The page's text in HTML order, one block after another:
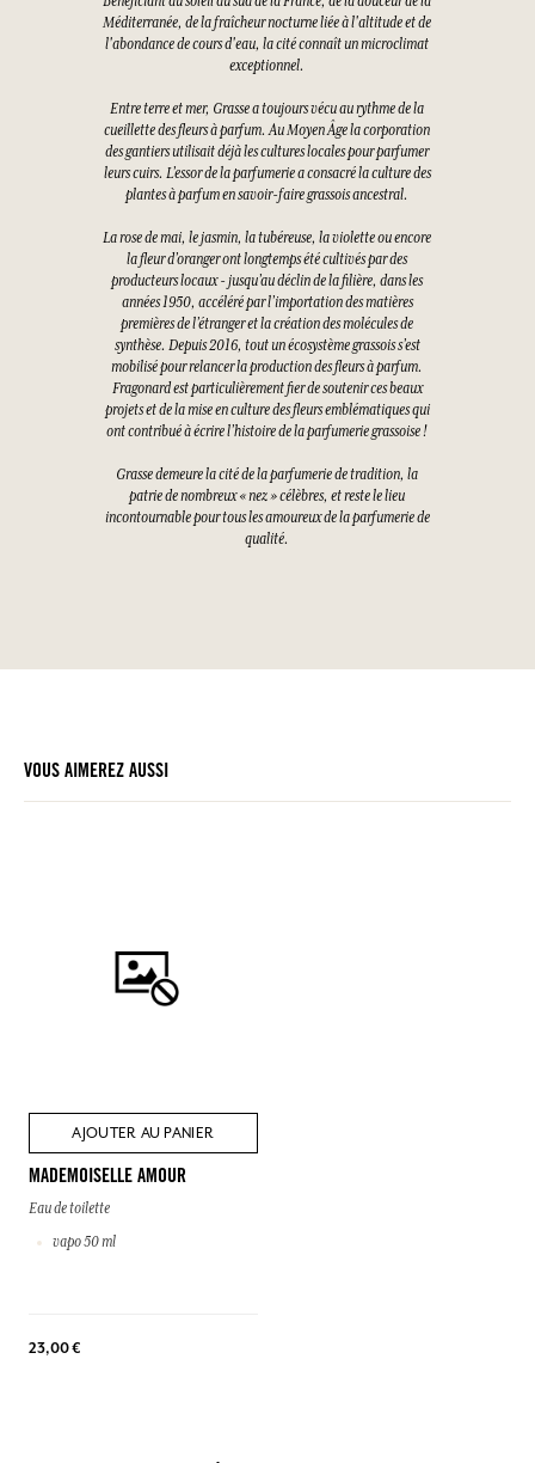
Méditerranée, de la fraîcheur nocturne liée à l'altitude et de
l'abondance de cours d'eau, la cité connaît un microclimat
exceptionnel.
Entre terre et mer, Grasse a toujours vécu au rythme de la
cueillette des fleurs à parfum. Au Moyen Âge la corporation
des gantiers utilisait déjà les cultures locales pour parfumer
leurs cuirs. L’essor de la parfumerie a consacré la culture des
plantes à parfum en savoir-faire grassois ancestral.
La rose de mai, le jasmin, la tubéreuse, la violette ou encore
la fleur d’oranger ont longtemps été cultivés par des
producteurs locaux - jusqu’au déclin de la filière, dans les
années 1950, accéléré par l’importation des matières
premières de l’étranger et la création des molécules de
synthèse. Depuis 2016, tout un écosystème grassois s’est
mobilisé pour relancer la production des fleurs à parfum.
Fragonard est particulièrement fier de soutenir ces beaux
projets et de la mise en culture des fleurs emblématiques qui
ont contribué à écrire l’histoire de la parfumerie grassoise !
Grasse demeure la cité de la parfumerie de tradition, la
patrie de nombreux « nez » célèbres, et reste le lieu
incontournable pour tous les amoureux de la parfumerie de
qualité.
VOUS AIMEREZ AUSSI
AJOUTER AU PANIER
MADEMOISELLE AMOUR
Eau de toilette
vapo 50 ml
23,00 €